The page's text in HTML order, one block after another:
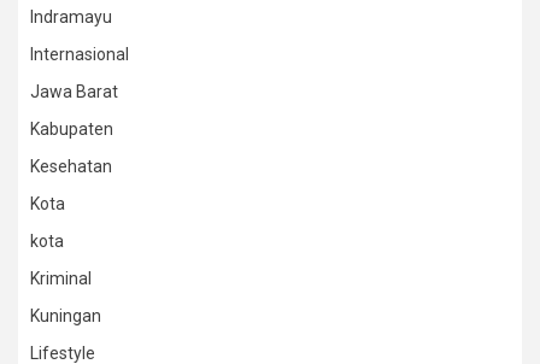
Indramayu
Internasional
Jawa Barat
Kabupaten
Kesehatan
Kota
kota
Kriminal
Kuningan
Lifestyle